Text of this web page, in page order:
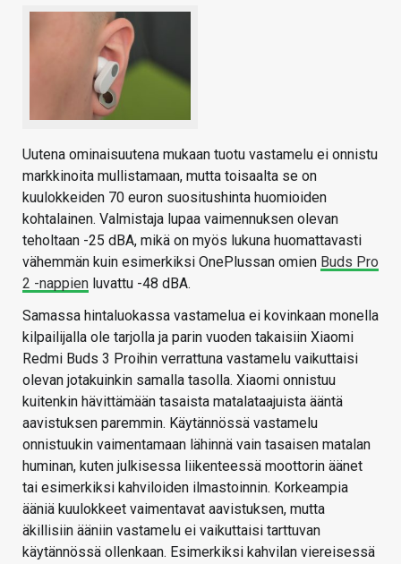
Uutena ominaisuutena mukaan tuotu vastamelu ei onnistu
markkinoita mullistamaan, mutta toisaalta se on
kuulokkeiden 70 euron suositushinta huomioiden
kohtalainen. Valmistaja lupaa vaimennuksen olevan
teholtaan -25 dBA, mikä on myös lukuna huomattavasti
vähemmän kuin esimerkiksi OnePlussan omien Buds Pro
2 -nappien luvattu -48 dBA.
Samassa hintaluokassa vastamelua ei kovinkaan monella
kilpailijalla ole tarjolla ja parin vuoden takaisiin Xiaomi
Redmi Buds 3 Proihin verrattuna vastamelu vaikuttaisi
olevan jotakuinkin samalla tasolla. Xiaomi onnistuu
kuitenkin hävittämään tasaista matalataajuista ääntä
aavistuksen paremmin. Käytännössä vastamelu
onnistuukin vaimentamaan lähinnä vain tasaisen matalan
huminan, kuten julkisessa liikenteessä moottorin äänet
tai esimerkiksi kahviloiden ilmastoinnin. Korkeampia
ääniä kuulokkeet vaimentavat aavistuksen, mutta
äkillisiin ääniin vastamelu ei vaikuttaisi tarttuvan
käytännössä ollenkaan. Esimerkiksi kahvilan viereisessä